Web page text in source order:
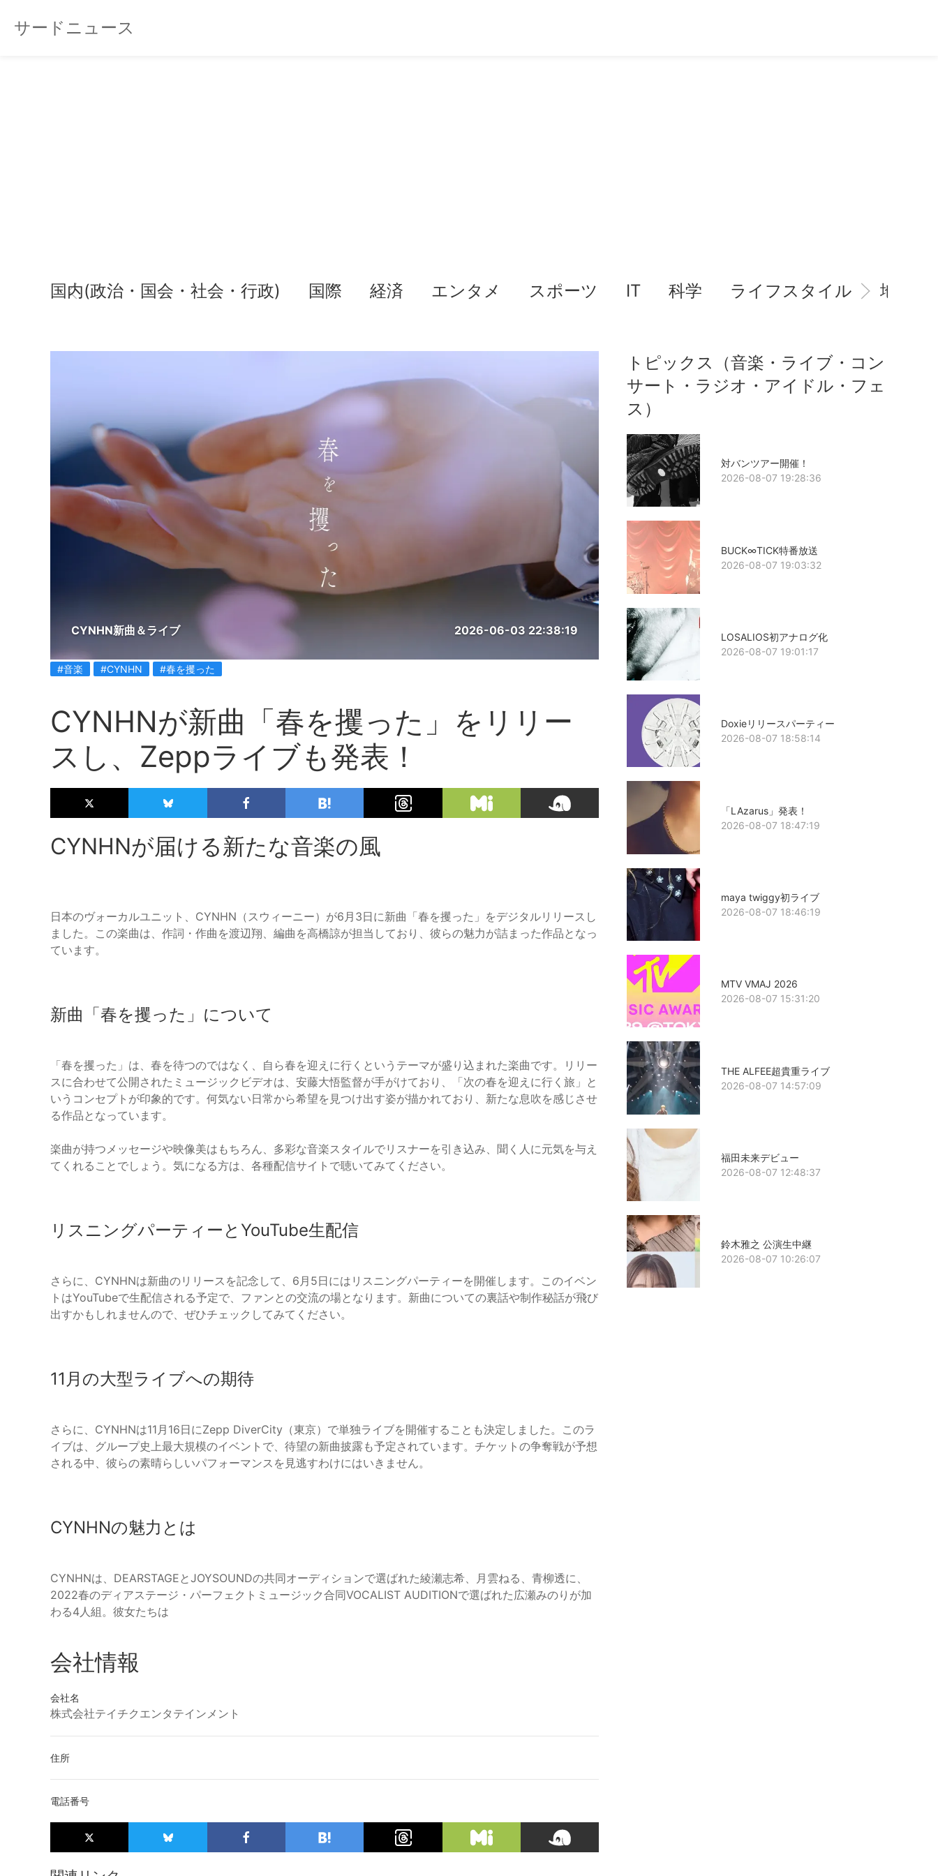
サードニュース
国内(政治・国会・社会・行政) 国際 経済 エンタメ スポーツ IT 科学 ライフスタイル 地域情
CYNHN新曲＆ライブ 2026-06-03 22:38:19
#音楽 #CYNHN #春を攫った
CYNHNが新曲「春を攫った」をリリー
スし、Zeppライブも発表！
CYNHNが届ける新たな音楽の風
日本のヴォーカルユニット、CYNHN（スウィーニー）が6月3日に新曲「春を攫った」をデジタルリリースし
ました。この楽曲は、作詞・作曲を渡辺翔、編曲を高橋諒が担当しており、彼らの魅力が詰まった作品となっ
ています。
新曲「春を攫った」について
「春を攫った」は、春を待つのではなく、自ら春を迎えに行くというテーマが盛り込まれた楽曲です。リリー
スに合わせて公開されたミュージックビデオは、安藤大悟監督が手がけており、「次の春を迎えに行く旅」と
いうコンセプトが印象的です。何気ない日常から希望を見つけ出す姿が描かれており、新たな息吹を感じさせ
る作品となっています。
楽曲が持つメッセージや映像美はもちろん、多彩な音楽スタイルでリスナーを引き込み、聞く人に元気を与え
てくれることでしょう。気になる方は、各種配信サイトで聴いてみてください。
リスニングパーティーとYouTube生配信
さらに、CYNHNは新曲のリリースを記念して、6月5日にはリスニングパーティーを開催します。このイベン
トはYouTubeで生配信される予定で、ファンとの交流の場となります。新曲についての裏話や制作秘話が飛び
出すかもしれませんので、ぜひチェックしてみてください。
11月の大型ライブへの期待
さらに、CYNHNは11月16日にZepp DiverCity（東京）で単独ライブを開催することも決定しました。このラ
イブは、グループ史上最大規模のイベントで、待望の新曲披露も予定されています。チケットの争奪戦が予想
される中、彼らの素晴らしいパフォーマンスを見逃すわけにはいきません。
CYNHNの魅力とは
CYNHNは、DEARSTAGEとJOYSOUNDの共同オーディションで選ばれた綾瀬志希、月雲ねる、青柳透に、
2022春のディアステージ・パーフェクトミュージック合同VOCALIST AUDITIONで選ばれた広瀬みのりが加
わる4人組。彼女たちは
会社情報
会社名
株式会社テイチクエンタテインメント
住所
電話番号
トピックス（音楽・ライブ・コン
サート・ラジオ・アイドル・フェ
ス）
対バンツアー開催！
2026-08-07 19:28:36
BUCK∞TICK特番放送
2026-08-07 19:03:32
LOSALIOS初アナログ化
2026-08-07 19:01:17
Doxieリリースパーティー
2026-08-07 18:58:14
「LAzarus」発表！
2026-08-07 18:47:19
maya twiggy初ライブ
2026-08-07 18:46:19
MTV VMAJ 2026
2026-08-07 15:31:20
THE ALFEE超貴重ライブ
2026-08-07 14:57:09
福田未来デビュー
2026-08-07 12:48:37
鈴木雅之 公演生中継
2026-08-07 10:26:07